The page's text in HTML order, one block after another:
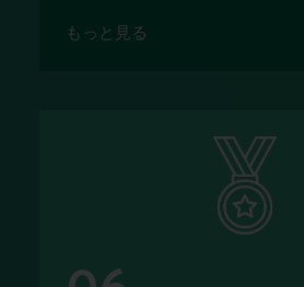
もっと見る